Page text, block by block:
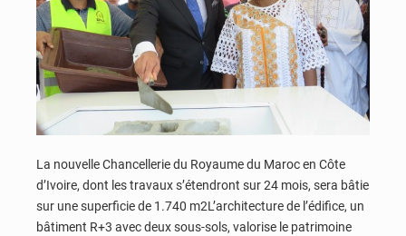
La nouvelle Chancellerie du Royaume du Maroc en Côte
d’Ivoire, dont les travaux s’étendront sur 24 mois, sera bâtie
sur une superficie de 1.740 m2L’architecture de l’édifice, un
bâtiment R+3 avec deux sous-sols, valorise le patrimoine